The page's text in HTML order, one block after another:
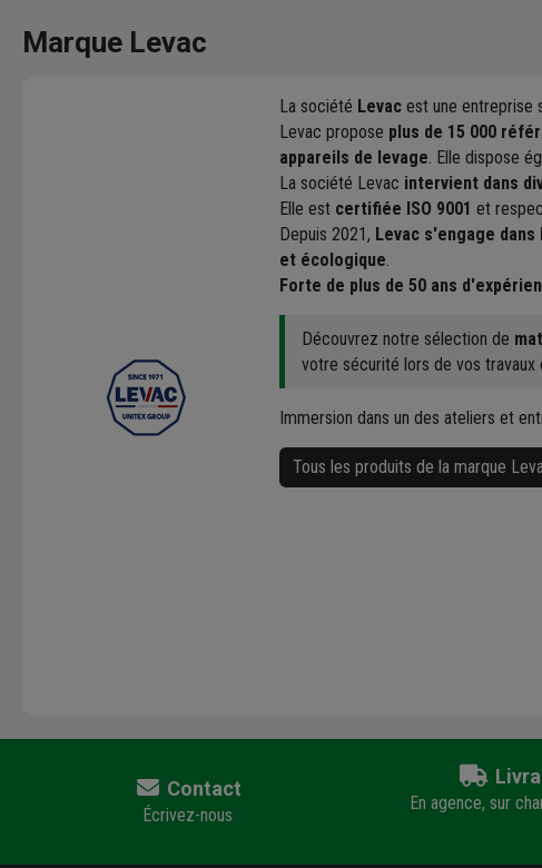
Marque Levac
La société Levac est une entreprise
Levac propose plus de 15 000
appareils de levage. Elle dispose
La société Levac intervient dans
Elle est certifiée ISO 9001 et
Depuis 2021, Levac s'engage dans
et écologique.
Forte de plus de 50 ans
Découvrez notre sélection de
votre sécurité lors de vos travaux
Immersion dans un des ateliers et
Tous les produits de la marque
Contact
Écrivez-nous
En agence, sur